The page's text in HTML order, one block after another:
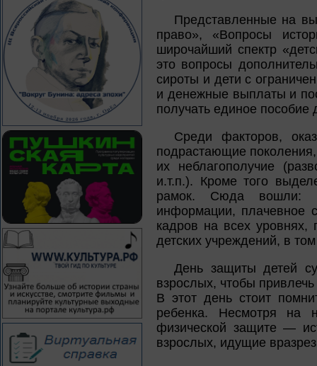
Представленные на
право», «Вопросы
широчайший спектр
это вопросы
сироты и дети с
и денежные выплаты и
получать единое
Среди факторов,
подрастающие
их неблагополучие
и.т.п.). Кроме того
рамок. Сюда вошли:
информации, плачевное
кадров на всех уровнях,
детских учреждений, в
День защиты детей
взрослых, чтобы
В этот день стоит
ребенка. Несмотря на
физической защите —
взрослых, идущие